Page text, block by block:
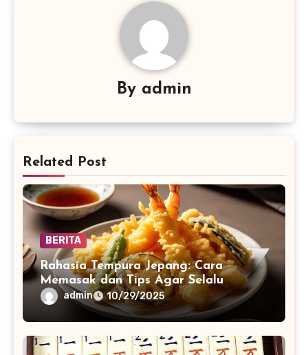
By admin
Related Post
BERITA
Rahasia Tempura Jepang: Cara
Memasak dan Tips Agar Selalu
Renyah
admin 10/29/2025